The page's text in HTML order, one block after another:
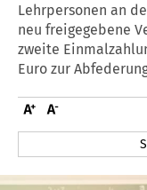
Lehrpersonen an
neu freigegebene
zweite
Euro zur